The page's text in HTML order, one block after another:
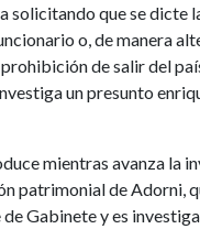
solicitando que se dicte
o, de manera
de salir del
un presunto
mientras avanza la
patrimonial de Adorni,
Gabinete y es